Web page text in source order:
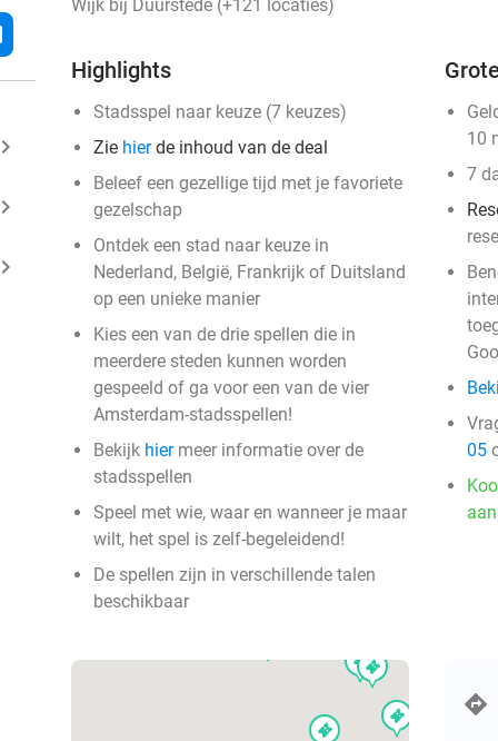
keyboard_arrow_right
keyboard_arrow_right
keyboard_arrow_right
Wijk bij Duurstede (+121 locaties)
Highlights
Stadsspel naar keuze (7 keuzes)
Zie hierde inhoud van de deal
Beleef een gezellige tijd met je favoriete
gezelschap
Ontdek een stad naar keuze in
Nederland, België, Frankrijk of Duitsland
op een unieke manier
Kies een van de drie spellen die in
meerdere steden kunnen worden
gespeeld of ga voor een van de vier
Amsterdam-stadsspellen!
Bekijk hiermeer informatie over de
stadsspellen
Speel met wie, waar en wanneer je maar
wilt, het spel is zelf-begeleidend!
De spellen zijn in verschillende talen
beschikbaar
10
7
05
events
events
events
events
events
events
events
events events
events
events
events
events
events
events
events
events
events
events
events
events
events
events
events
events
events
events
events
events events
events
events
events
events
events
events
events
events
events
events
events
events
events
events
events
events
events
events
events
events
eventsevents
events
events
events events